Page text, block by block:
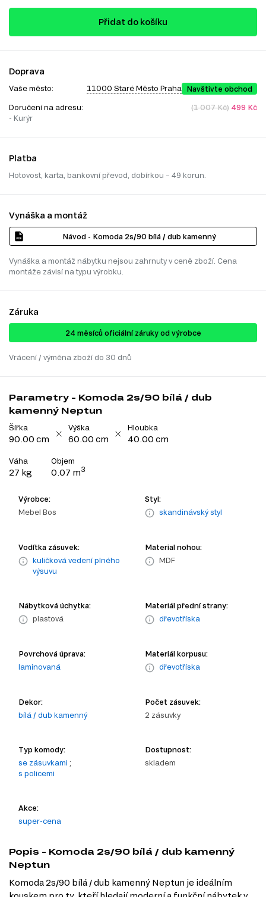
Přidat do košíku
Doprava
Vaše město: 11000 Staré Město Praha Navštivte obchod
Doručení na adresu:
- Kurýr
(1 007 Kč) 499 Kč
Platba
Hotovost, karta, bankovní převod, dobírkou – 49 korun.
Vynáška a montáž
Návod - Komoda 2s/90 bílá / dub kamenný
Vynáška a montáž nábytku nejsou zahrnuty v ceně zboží. Cena
montáže závisí na typu výrobku.
Záruka
24 ​​​​měsíců oficiální záruky od výrobce
Vrácení / výměna zboží do 30 dnů
Parametry - Komoda 2s/90 bílá / dub
kamenný Neptun
Šířka
90.00 cm
Výška
60.00 cm
Hloubka
40.00 cm
Váha
27 kg
Objem
0.07 m3
Výrobce:
Mebel Bos
Styl:
skandinávský styl
Vodítka zásuvek:
kuličková vedení plného
výsuvu
Material nohou:
MDF
Nábytková úchytka:
plastová
Materiál přední strany:
dřevotříska
Povrchová úprava:
laminovaná
Materiál korpusu:
dřevotříska
Dekor:
bílá / dub kamenný
Počet zásuvek:
2 zásuvky
Typ komody:
se zásuvkami ;
s policemi
Dostupnost:
skladem
Akce:
super-cena
Popis - Komoda 2s/90 bílá / dub kamenný
Neptun
Komoda 2s/90 bílá / dub kamenný Neptun je ideálním